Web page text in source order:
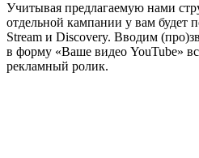
Учитывая предлагаемую нами
отдельной кампании у вам будет
Stream и Discovery. Вводим
в форму «Ваше видео YouTube»
рекламный ролик.